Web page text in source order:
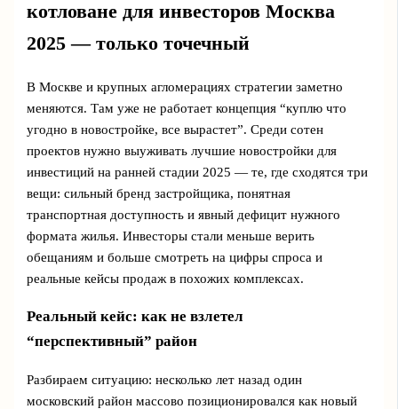
котловане для инвесторов Москва
2025 — только точечный
В Москве и крупных агломерациях стратегии заметно
меняются. Там уже не работает концепция “куплю что
угодно в новостройке, все вырастет”. Среди сотен
проектов нужно выуживать лучшие новостройки для
инвестиций на ранней стадии 2025 — те, где сходятся три
вещи: сильный бренд застройщика, понятная
транспортная доступность и явный дефицит нужного
формата жилья. Инвесторы стали меньше верить
обещаниям и больше смотреть на цифры спроса и
реальные кейсы продаж в похожих комплексах.
Реальный кейс: как не взлетел
“перспективный” район
Разбираем ситуацию: несколько лет назад один
московский район массово позиционировался как новый